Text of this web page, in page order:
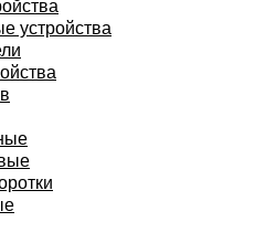
устройства